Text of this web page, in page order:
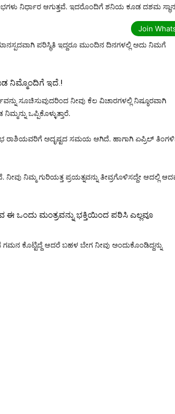
ನಿರ್ಧಾರ ಆಗುತ್ತವೆ. ಇದರೊಂದಿಗೆ ಶನಿಯ ಕೂಡ ದಶಮ
ಪರಿಸ್ಥಿತಿ ಇದ್ದರೂ ಮುಂದಿನ ದಿನಗಳಲ್ಲಿ ಅದು ನಿಮಗೆ
ನಿಮ್ಮೊಂದಿಗೆ ಇದೆ.!
ಸೂಚಿಸುವುದರಿಂದ ನೀವು ಕೆಲ ವಿಚಾರಗಳಲ್ಲಿ ನಿಷ್ಠೂರವಾಗಿ
ಒಪ್ಪಿಕೊಳ್ಳುತ್ತಾರೆ.
ರಾಶಿಯವರಿಗೆ ಅದೃಷ್ಟದ ಸಮಯ ಆಗಿದೆ. ಹಾಗಾಗಿ ಏಪ್ರಿಲ್
ನಿಮ್ಮ ಗುರಿಯತ್ತ ಪ್ರಯತ್ನವನ್ನು ತೀವ್ರಗೊಳಿಸದ್ದೇ ಆದಲ್ಲಿ
ಈ ಒಂದು ಮಂತ್ರವನ್ನು ಭಕ್ತಿಯಿಂದ ಪಠಿಸಿ ಎಲ್ಲವೂ
ಕೊಟ್ಟಿದ್ದೆ ಆದರೆ ಬಹಳ ಬೇಗ ನೀವು ಅಂದುಕೊಂಡಿದ್ದನ್ನು